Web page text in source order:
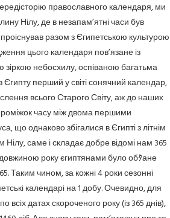
православного календаря, ми
Нілу, де в незапам’ятні часи був
разом з Єгипетською культурою
цього календаря пов’язане із
небосхилу, оспіваною багатьма
перший у світі сонячний календар,
всього Старого Світу, аж до наших
часу між двома першими
що однаково збігалися в Єгипті з літнім
саме і складає добре відомі нам 365
року єгиптянами було обﾀане
Таким чином, за кожні 4 роки сезонні
календарі на 1 добу. Очевидно, для
всіх датах скороченого року (із 365 днів),